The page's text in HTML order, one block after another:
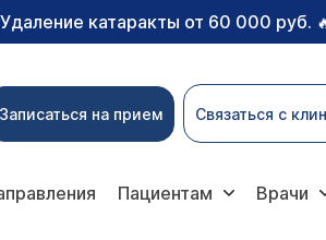
Удаление катаракты от 60 000 руб.
Записаться на прием Связаться с
Пациентам Врачи